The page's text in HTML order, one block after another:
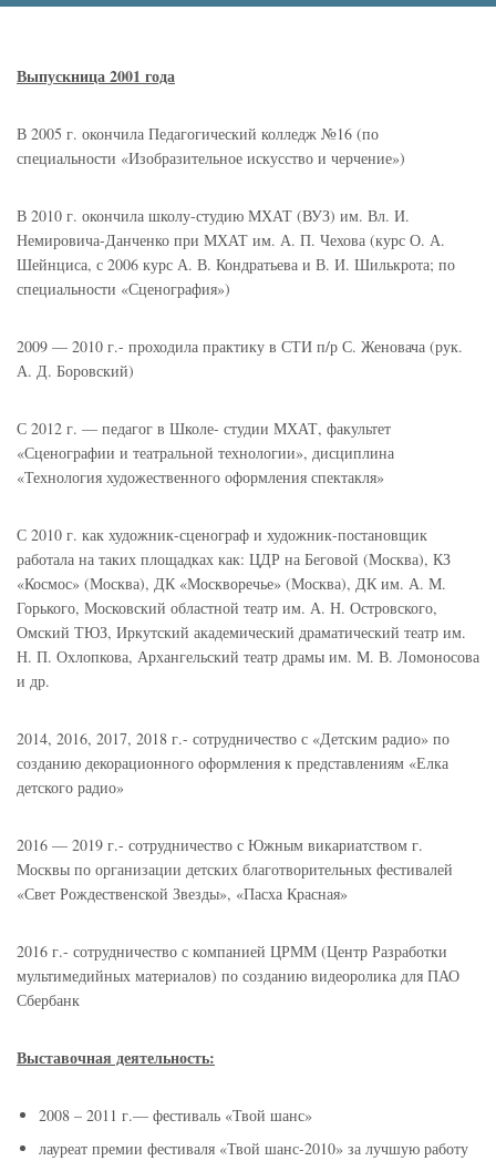
Выпускница 2001 года
В 2005 г. окончила Педагогический колледж №16 (по
специальности «Изобразительное искусство и черчение»)
В 2010 г. окончила школу-студию МХАТ (ВУЗ) им. Вл. И.
Немировича-Данченко при МХАТ им. А. П. Чехова (курс О. А.
Шейнциса, с 2006 курс А. В. Кондратьева и В. И. Шилькрота; по
специальности «Сценография»)
2009 — 2010 г.- проходила практику в СТИ п/р С. Женовача (рук.
А. Д. Боровский)
С 2012 г. — педагог в Школе- студии МХАТ, факультет
«Сценографии и театральной технологии», дисциплина
«Технология художественного оформления спектакля»
С 2010 г. как художник-сценограф и художник-постановщик
работала на таких площадках как: ЦДР на Беговой (Москва), КЗ
«Космос» (Москва), ДК «Москворечье» (Москва), ДК им. А. М.
Горького, Московский областной театр им. А. Н. Островского,
Омский ТЮЗ, Иркутский академический драматический театр им.
Н. П. Охлопкова, Архангельский театр драмы им. М. В. Ломоносова
и др.
2014, 2016, 2017, 2018 г.- сотрудничество с «Детским радио» по
созданию декорационного оформления к представлениям «Елка
детского радио»
2016 — 2019 г.- сотрудничество с Южным викариатством г.
Москвы по организации детских благотворительных фестивалей
«Свет Рождественской Звезды», «Пасха Красная»
2016 г.- сотрудничество с компанией ЦРММ (Центр Разработки
мультимедийных материалов) по созданию видеоролика для ПАО
Сбербанк
Выставочная деятельность:
2008 – 2011 г.— фестиваль «Твой шанс»
лауреат премии фестиваля «Твой шанс-2010» за лучшую работу